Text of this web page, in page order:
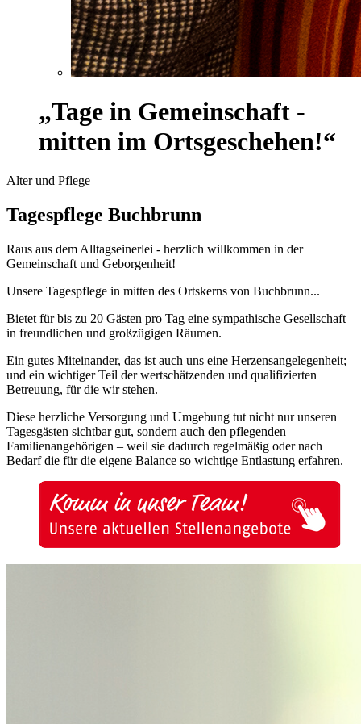
„Tage in Gemeinschaft -
mitten im Ortsgeschehen!“
Alter und Pflege
Tagespflege Buchbrunn
Raus aus dem Alltagseinerlei - herzlich willkommen in der
Gemeinschaft und Geborgenheit!
Unsere Tagespflege in mitten des Ortskerns von Buchbrunn...
Bietet für bis zu 20 Gästen pro Tag eine sympathische Gesellschaft
in freundlichen und großzügigen Räumen.
Ein gutes Miteinander, das ist auch uns eine Herzensangelegenheit;
und ein wichtiger Teil der wertschätzenden und qualifizierten
Betreuung, für die wir stehen.
Diese herzliche Versorgung und Umgebung tut nicht nur unseren
Tagesgästen sichtbar gut, sondern auch den pflegenden
Familienangehörigen – weil sie dadurch regelmäßig oder nach
Bedarf die für die eigene Balance so wichtige Entlastung erfahren.